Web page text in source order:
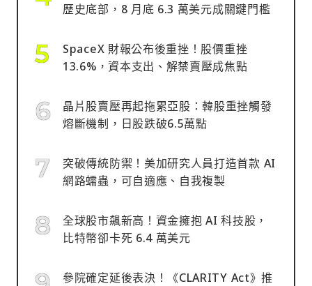
歷史底部，8 月底 6.3 萬美元成關鍵門檻
SpaceX 財報公布後重挫！股價重挫
13.6%，資本支出、解禁賣壓成焦點
晶片股賣壓再起拖累亞股：韓股重挫觸發
熔斷機制，日股跌破6.5萬點
突破傳統防禦！美加研究人員打造首款 AI
網路蠕蟲，可自適應、自我複製
全球股市飆新高！資金擁抱 AI 科技股，
比特幣卻卡死 6.4 萬美元
參院確定延後表決！《CLARITY Act》推